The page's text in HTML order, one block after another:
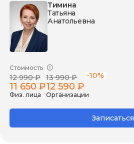
Тимина
Татьяна
Анатольевна
Стоимость
12 990 ₽
11 650 ₽
Физ. лица
13 990 ₽ -10%
12 590 ₽
Организации
Записаться